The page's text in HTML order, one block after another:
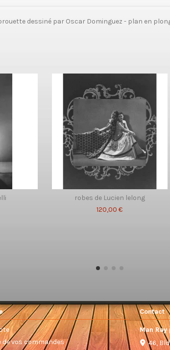
dessiné par Oscar Dominguez - plan en
robes de Lucien lelong
120,00 €
de vos commandes
Contact
Man Ray
46,